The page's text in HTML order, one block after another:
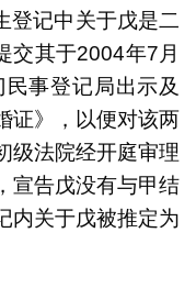
登记中关于戊是二
交其于2004年7月
事登记局出示及
证》，以便对该两
级法院经开庭审理
宣告戊没有与甲结
内关于戊被推定为